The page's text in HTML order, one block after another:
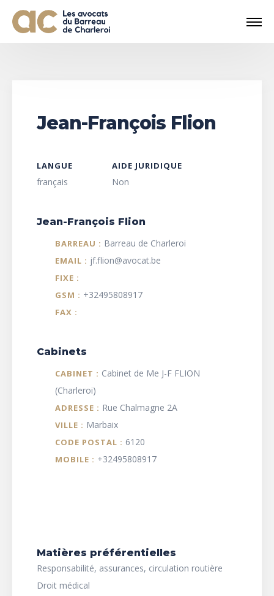
Jean-François Flion
LANGUE
français
AIDE JURIDIQUE
Non
Jean-François Flion
BARREAU : Barreau de Charleroi
EMAIL : jf.flion@avocat.be
FIXE :
GSM : +32495808917
FAX :
Cabinets
CABINET : Cabinet de Me J-F FLION
(Charleroi)
ADRESSE : Rue Chalmagne 2A
VILLE : Marbaix
CODE POSTAL : 6120
MOBILE : +32495808917
Matières préférentielles
Responsabilité, assurances, circulation routière
Droit médical